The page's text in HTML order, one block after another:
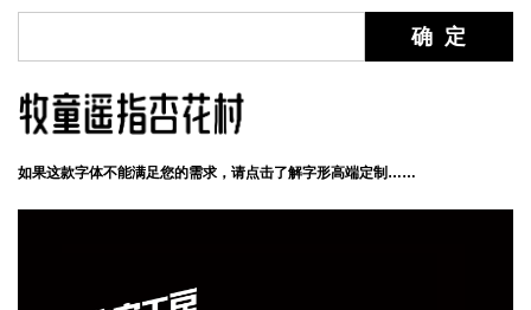
如果这款字体不能满足您的需求，请点击了解字形高端定制……